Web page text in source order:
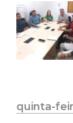
quinta-